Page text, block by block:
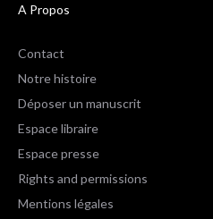
A Propos
Contact
Notre histoire
Déposer un manuscrit
Espace libraire
Espace presse
Rights and permissions
Mentions légales